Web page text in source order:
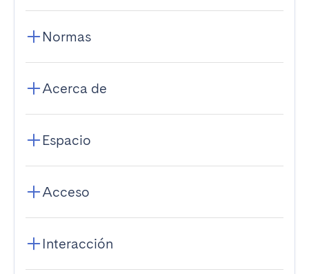
Normas
Acerca de
Espacio
Acceso
Interacción